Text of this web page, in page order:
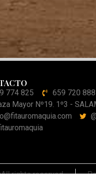
774 825
659 720 888
Mayor Nº19. 1º3 -
rights reserved